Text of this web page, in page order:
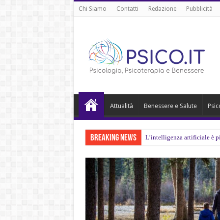
Chi Siamo Contatti Redazione Pubblicità
Attualità Benessere e Salute
Breaking News L’intelligenza artificiale è